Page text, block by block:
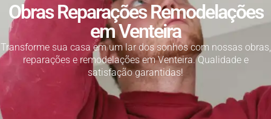
Obras Reparações Remodelações
em Venteira
Transforme sua casa em um lar dos sonhos com nossas obras,
reparações e remodelações em Venteira. Qualidade e
satisfação garantidas!